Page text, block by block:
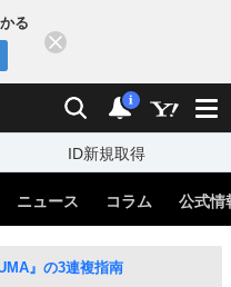
る
検索 通知
i
ID新規取得
ニュース コラム 公式情
』の3連複指南